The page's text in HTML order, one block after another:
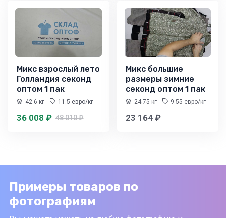
Микс взрослый лето
Голландия секонд
оптом 1 пак
42.6 кг 11.5 евро/кг
36 008 ₽ 48 010 ₽
Микс большие
размеры зимние
секонд оптом 1 пак
24.75 кг 9.55 евро/кг
23 164 ₽
Примеры товаров по
фотографиям